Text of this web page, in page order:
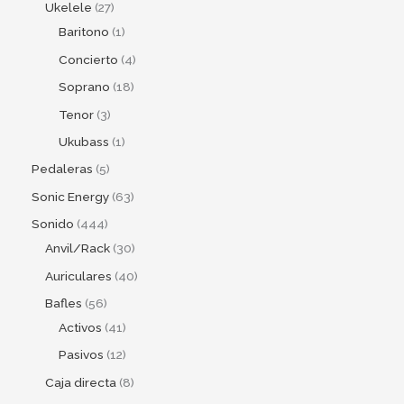
Ukelele 27
Baritono 1
Concierto 4
Soprano 18
Tenor 3
Ukubass 1
Pedaleras 5
Sonic Energy 63
Sonido 444
Anvil/Rack 30
Auriculares 40
Bafles 56
Activos 41
Pasivos 12
Caja directa 8